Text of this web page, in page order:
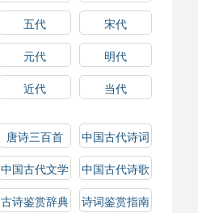
五代
宋代
元代
明代
近代 当代
唐诗三百首
中国古代诗词
选读
中国古代文学
史
中国古代诗歌
鉴赏辞典
古诗鉴赏辞典
诗词鉴赏指南